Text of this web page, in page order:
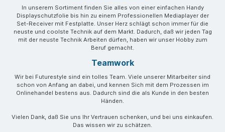
In unserem Sortiment finden Sie alles von einer einfachen Handy
Displayschutzfolie bis hin zu einem Professionellen Mediaplayer der
Set-Receiver mit Festplatte. Unser Herz schlägt schon immer für die
neuste und coolste Technik auf dem Markt. Dadurch, daß wir jeden Tag
mit der neuste Technik Arbeiten dürfen, haben wir unser Hobby zum
Beruf gemacht.
Teamwork
Wir bei Futurestyle sind ein tolles Team. Viele unserer Mitarbeiter sind
schon von Anfang an dabei, und kennen Sich mit dem Prozessen im
Onlinehandel bestens aus. Dadurch sind die als Kunde in den besten
Händen.
Vielen Dank, daß Sie uns Ihr Vertrauen schenken, und bei uns einkaufen.
Das wissen wir zu schätzen.